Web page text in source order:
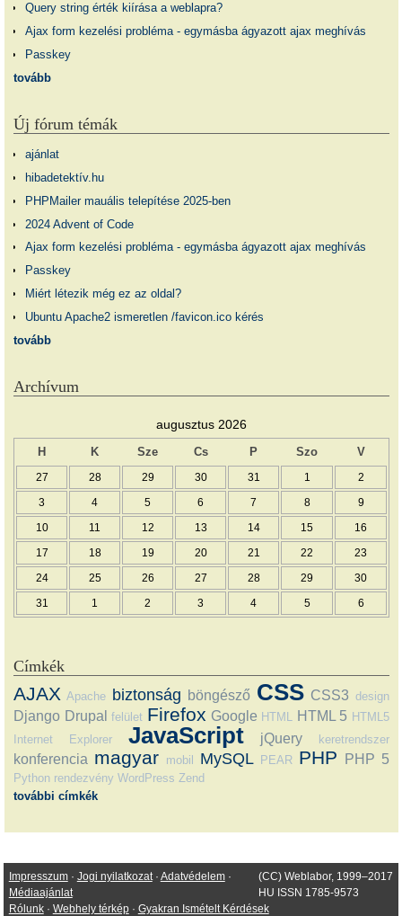
Query string érték kiírása a weblapra?
Ajax form kezelési probléma - egymásba ágyazott ajax meghívás
Passkey
tovább
Új fórum témák
ajánlat
hibadetektív.hu
PHPMailer mauális telepítése 2025-ben
2024 Advent of Code
Ajax form kezelési probléma - egymásba ágyazott ajax meghívás
Passkey
Miért létezik még ez az oldal?
Ubuntu Apache2 ismeretlen /favicon.ico kérés
tovább
Archívum
augusztus 2026
H K Sze Cs P Szo V
27 28 29 30 31 1 2
3 4 5 6 7 8 9
10 11 12 13 14 15 16
17 18 19 20 21 22 23
24 25 26 27 28 29 30
31 1 2 3 4 5 6
Címkék
AJAX Apache biztonság böngésző CSS CSS3 design
Django Drupal felület Firefox Google HTML HTML 5 HTML5
Internet Explorer
JavaScript jQuery keretrendszer
konferencia magyar mobil MySQL PEAR PHP PHP 5
Python rendezvény WordPress Zend
további címkék
(CC) Weblabor, 1999–2017
HU ISSN 1785-9573
Impresszum· Jogi nyilatkozat· Adatvédelem·
Médiaajánlat
Rólunk· Webhely térkép· Gyakran Ismételt Kérdések